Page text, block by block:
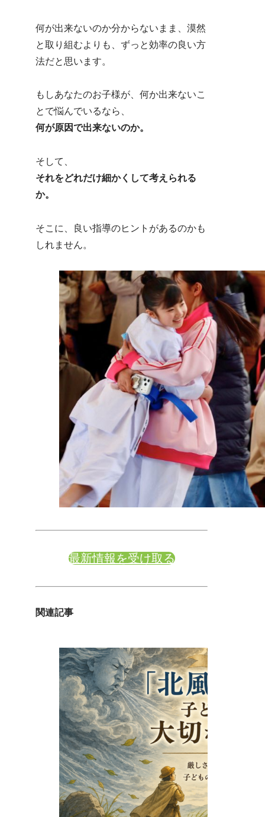
何が出来ないのか分からないまま、漠然
と取り組むよりも、ずっと効率の良い方
法だと思います。
もしあなたのお子様が、何か出来ないこ
とで悩んでいるなら、
何が原因で出来ないのか。
そして、
それをどれだけ細かくして考えられる
か。
そこに、良い指導のヒントがあるのかも
しれません。
最新情報を受け取る
関連記事